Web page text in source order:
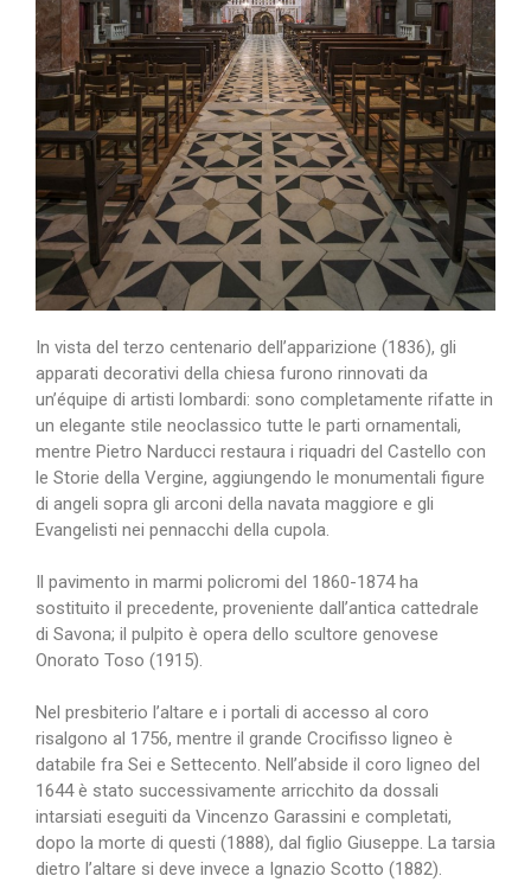
In vista del terzo centenario dell’apparizione (1836), gli
apparati decorativi della chiesa furono rinnovati da
un’équipe di artisti lombardi: sono completamente rifatte in
un elegante stile neoclassico tutte le parti ornamentali,
mentre Pietro Narducci restaura i riquadri del Castello con
le Storie della Vergine, aggiungendo le monumentali figure
di angeli sopra gli arconi della navata maggiore e gli
Evangelisti nei pennacchi della cupola.
Il pavimento in marmi policromi del 1860-1874 ha
sostituito il precedente, proveniente dall’antica cattedrale
di Savona; il pulpito è opera dello scultore genovese
Onorato Toso (1915).
Nel presbiterio l’altare e i portali di accesso al coro
risalgono al 1756, mentre il grande Crocifisso ligneo è
databile fra Sei e Settecento. Nell’abside il coro ligneo del
1644 è stato successivamente arricchito da dossali
intarsiati eseguiti da Vincenzo Garassini e completati,
dopo la morte di questi (1888), dal figlio Giuseppe. La tarsia
dietro l’altare si deve invece a Ignazio Scotto (1882).